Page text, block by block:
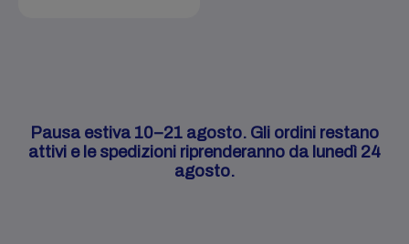
Pausa estiva 10–21 agosto. Gli ordini restano
attivi e le spedizioni riprenderanno da lunedì 24
agosto.